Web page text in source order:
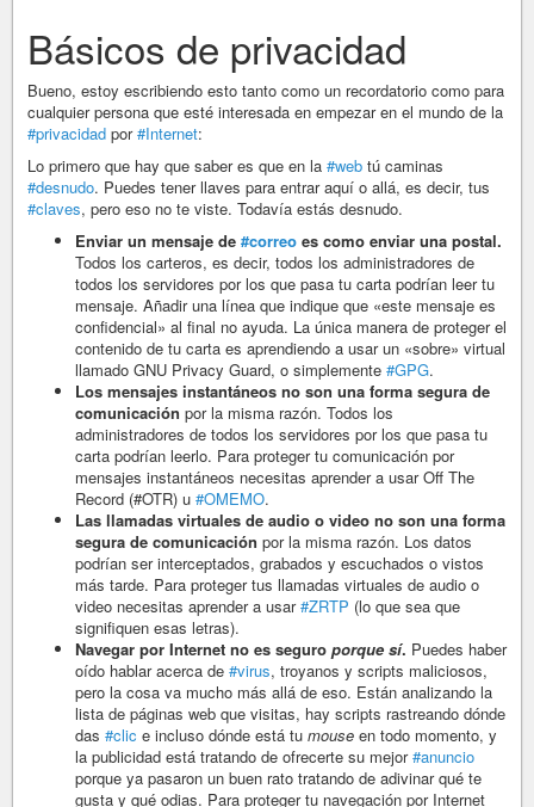
Básicos de privacidad
Bueno, estoy escribiendo esto tanto como un recordatorio como para
cualquier persona que esté interesada en empezar en el mundo de la
#privacidad por#Internet:
Lo primero que hay que saber es que en la #web tú caminas
#desnudo. Puedes tener llaves para entrar aquí o allá, es decir, tus
#claves, pero eso no te viste. Todavía estás desnudo.
Enviar un mensaje de #correo es como enviar una postal.
Todos los carteros, es decir, todos los administradores de
todos los servidores por los que pasa tu carta podrían leer tu
mensaje. Añadir una línea que indique que «este mensaje es
confidencial» al final no ayuda. La única manera de proteger el
contenido de tu carta es aprendiendo a usar un «sobre» virtual
llamado GNU Privacy Guard, o simplemente #GPG.
Los mensajes instantáneos no son una forma segura de
comunicación por la misma razón. Todos los
administradores de todos los servidores por los que pasa tu
carta podrían leerlo. Para proteger tu comunicación por
mensajes instantáneos necesitas aprender a usar Off The
Record (#OTR) u #OMEMO.
Las llamadas virtuales de audio o video no son una forma
segura de comunicación por la misma razón. Los datos
podrían ser interceptados, grabados y escuchados o vistos
más tarde. Para proteger tus llamadas virtuales de audio o
video necesitas aprender a usar#ZRTP (lo que sea que
signifiquen esas letras).
Navegar por Internet no es seguro porque sí. Puedes haber
oído hablar acerca de #virus, troyanos y scripts maliciosos,
pero la cosa va mucho más allá de eso. Están analizando la
lista de páginas web que visitas, hay scripts rastreando dónde
das #clic e incluso dónde está tu mouse en todo momento, y
la publicidad está tratando de ofrecerte su mejor#anuncio
porque ya pasaron un buen rato tratando de adivinar qué te
gusta y qué odias. Para proteger tu navegación por Internet